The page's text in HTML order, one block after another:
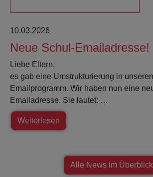
10.03.2026
Neue Schul-Emailadresse!
Liebe Eltern,
es gab eine Umstrukturierung in
Emailprogramm. Wir haben nun eine
Emailadresse. Sie lautet: …
Weiterlesen
Alle News im Überblick